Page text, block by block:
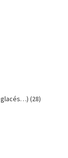
glacés…) (28)